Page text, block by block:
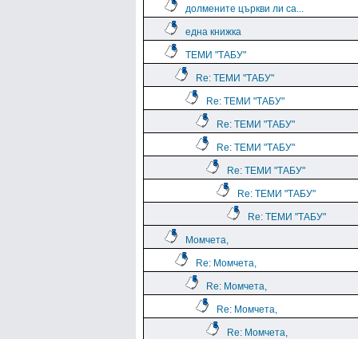
долмените църкви ли са...
една книжка
ТЕМИ "ТАБУ"
Re: ТЕМИ "ТАБУ"
Re: ТЕМИ "ТАБУ"
Re: ТЕМИ "ТАБУ"
Re: ТЕМИ "ТАБУ"
Re: ТЕМИ "ТАБУ"
Re: ТЕМИ "ТАБУ"
Re: ТЕМИ "ТАБУ"
Момчета,
Re: Момчета,
Re: Момчета,
Re: Момчета,
Re: Момчета,